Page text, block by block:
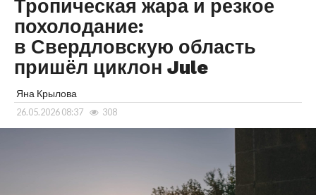
Тропическая жара и резкое
похолодание:
в Свердловскую область
пришёл циклон Jule
Яна Крылова
26.05.2026 08:37 308